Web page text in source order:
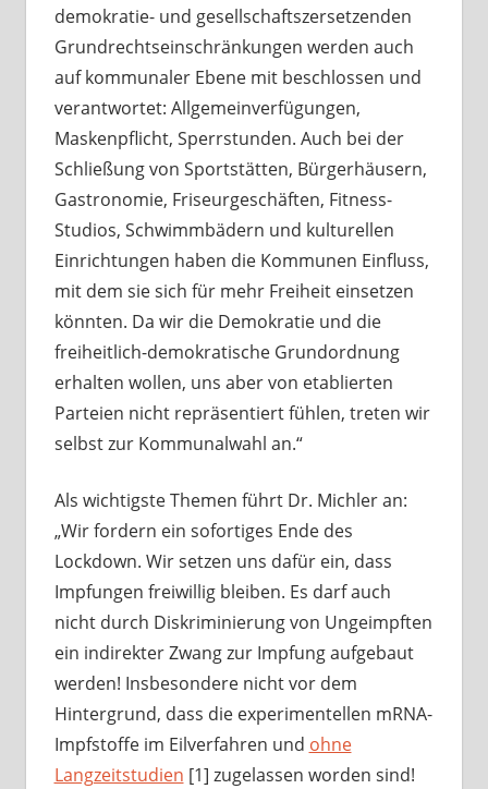
demokratie- und gesellschaftszersetzenden
Grundrechtseinschränkungen werden auch
auf kommunaler Ebene mit beschlossen und
verantwortet: Allgemeinverfügungen,
Maskenpflicht, Sperrstunden. Auch bei der
Schließung von Sportstätten, Bürgerhäusern,
Gastronomie, Friseurgeschäften, Fitness-
Studios, Schwimmbädern und kulturellen
Einrichtungen haben die Kommunen Einfluss,
mit dem sie sich für mehr Freiheit einsetzen
könnten. Da wir die Demokratie und die
freiheitlich-demokratische Grundordnung
erhalten wollen, uns aber von etablierten
Parteien nicht repräsentiert fühlen, treten wir
selbst zur Kommunalwahl an.“
Als wichtigste Themen führt Dr. Michler an:
„Wir fordern ein sofortiges Ende des
Lockdown. Wir setzen uns dafür ein, dass
Impfungen freiwillig bleiben. Es darf auch
nicht durch Diskriminierung von Ungeimpften
ein indirekter Zwang zur Impfung aufgebaut
werden! Insbesondere nicht vor dem
Hintergrund, dass die experimentellen mRNA-
Impfstoffe im Eilverfahren und ohne
Langzeitstudien [1] zugelassen worden sind!